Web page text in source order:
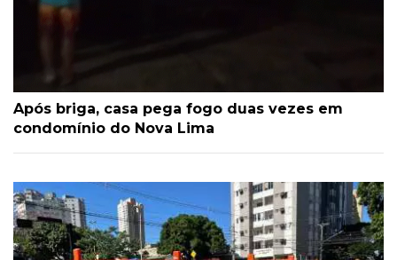
Após briga, casa pega fogo duas vezes em
condomínio do Nova Lima